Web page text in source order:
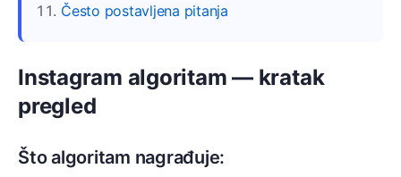
Često postavljena pitanja
Instagram algoritam — kratak
pregled
Što algoritam nagrađuje: